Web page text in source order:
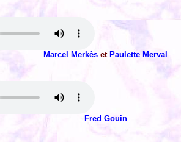
Marcel Merkès et Paulette Merval
Fred Gouin